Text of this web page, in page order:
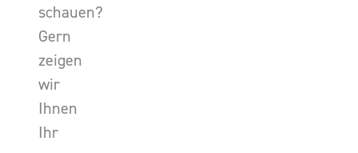
schauen?
Gern
zeigen
wir
Ihnen
Ihr